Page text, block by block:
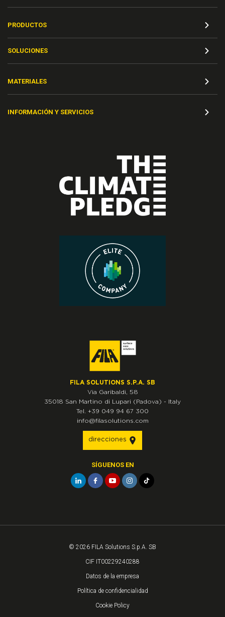
PRODUCTOS
SOLUCIONES
MATERIALES
INFORMACIÓN Y SERVICIOS
FILA SOLUTIONS S.P.A. SB
Via Garibaldi, 58
35018 San Martino di Lupari (Padova) - Italy
Tel. +39 049 94 67 300
info@filasolutions.com
direcciones
SÍGUENOS EN
© 2026 FILA Solutions S.p.A. SB
CIF IT00229240288
Datos de la empresa
Política de confidencialidad
Cookie Policy